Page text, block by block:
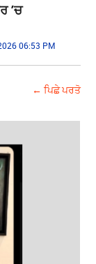
’ਚ
06:53 PM
← ਪਿਛੇ ਪਰਤੋ